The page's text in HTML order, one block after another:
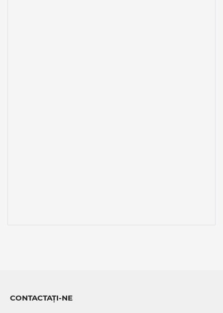
CONTACTAȚI-NE